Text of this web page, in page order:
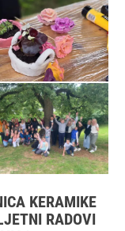
KERAMIKE
RADOVI